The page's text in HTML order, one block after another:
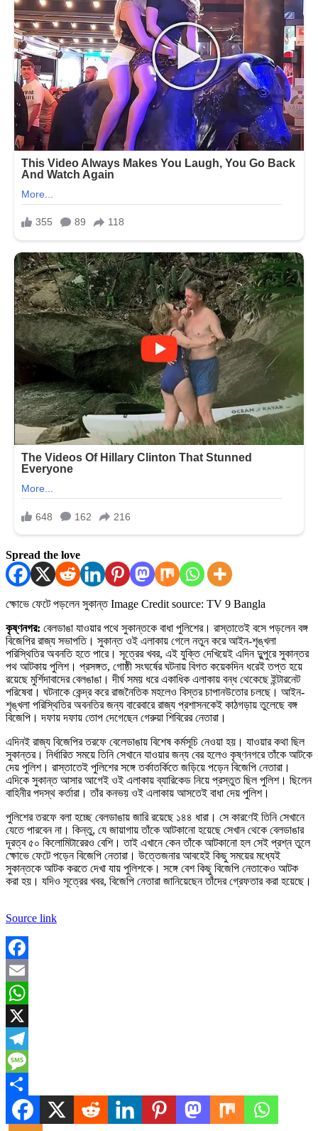
Spread the love
ক্ষোভে ফেটে পড়লেন সুকান্তImage Credit source: TV 9 Bangla
কৃষ্ণনগর: বেলডাঙা যাওয়ার পথে সুকান্তকে বাধা পুলিশের। রাস্তাতেই বসে পড়লেন বঙ্গ
বিজেপির রাজ্য সভাপতি। সুকান্ত ওই এলাকায় গেলে নতুন করে আইন-শৃঙ্খলা
পরিস্থিতির অবনতি হতে পারে। সূত্রের খবর, এই যুক্তি দেখিয়েই এদিন দুুপুরে সুকান্তর
পথ আটকায় পুলিশ। প্রসঙ্গত, গোষ্ঠী সংঘর্ষের ঘটনায় বিগত কয়েকদিন ধরেই তপ্ত হয়ে
রয়েছে মুর্শিদাবাদের বেলঙাঙা। দীর্ঘ সময় ধরে একাধিক এলাকায় বন্ধ থেকেছে ইন্টারনেট
পরিষেবা। ঘটনাকে কেন্দ্র করে রাজনৈতিক মহলেও বিস্তর চাপানউতোর চলছে। আইন-
শৃঙ্খলা পরিস্থিতির অবনতির জন্য বারেবারে রাজ্য প্রশাসনকেই কাঠগড়ায় তুলেছে বঙ্গ
বিজেপি। দফায় দফায় তোপ দেগেছেন গেরুয়া শিবিরের নেতারা।
এদিনই রাজ্য বিজেপির তরফে বেলেডাঙায় বিশেষ কর্মসূচি নেওয়া হয়। যাওয়ার কথা ছিল
সুকান্তর। নির্ধারিত সময়ে তিনি সেখানে যাওয়ার জন্য বের হলেও কৃষ্ণনগরে তাঁকে আটকে
দেয় পুলিশ। রাস্তাতেই পুলিশের সঙ্গে তর্কাতর্কিতে জড়িয়ে পড়েন বিজেপি নেতারা।
এদিকে সুকান্ত আসার আগেই ওই এলাকায় ব্যারিকেড নিয়ে প্রস্তুত ছিল পুলিশ। ছিলেন
বাহিনীর পদস্থ কর্তারা। তাঁর কনভয় ওই এলাকায় আসতেই বাধা দেয় পুলিশ।
পুলিশের তরফে বলা হচ্ছে বেলডাঙায় জারি রয়েছে ১৪৪ ধারা। সে কারণেই তিনি সেখানে
যেতে পারবেন না। কিন্তু, যে জায়াগায় তাঁকে আটকানো হয়েছে সেখান থেকে বেলডাঙার
দূরত্ব ৫০ কিলোমিটারেরও বেশি। তাই এখানে কেন তাঁকে আটকানো হল সেই প্রশ্ন তুলে
ক্ষোভে ফেটে পড়েন বিজেপি নেতারা। উত্তেজনার আবহেই কিছু সময়ের মধ্যেই
সুকান্তকে আটক করতে দেখা যায় পুলিশকে। সঙ্গে বেশ কিছু বিজেপি নেতাকেও আটক
করা হয়। যদিও সূত্রের খবর, বিজেপি নেতারা জানিয়েছেন তাঁদের গ্রেফতার করা হয়েছে।
Source link
Facebook
Email
WhatsApp
X
Telegram
Message
Share